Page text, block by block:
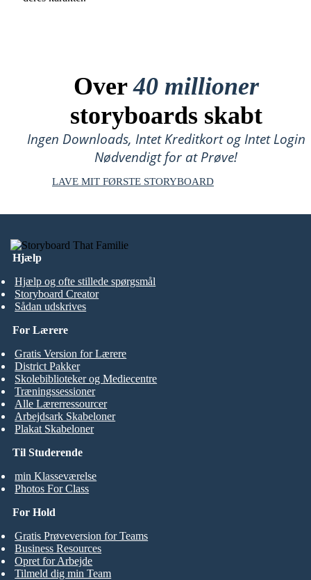
Over40 millioner
storyboards skabt
Ingen Downloads, Intet Kreditkort og Intet Login
Nødvendigt for at Prøve!
LAVE MIT FØRSTE STORYBOARD
Hjælp
Hjælp og ofte stillede spørgsmål
Storyboard Creator
Sådan udskrives
Til Studerende
min Klasseværelse
Photos For Class
For Lærere
Gratis Version for Lærere
District Pakker
Skolebiblioteker og Mediecentre
Træningssessioner
Alle Lærerressourcer
Arbejdsark Skabeloner
Plakat Skabeloner
For Hold
Gratis Prøveversion for Teams
Business Resources
Opret for Arbejde
Tilmeld dig min Team